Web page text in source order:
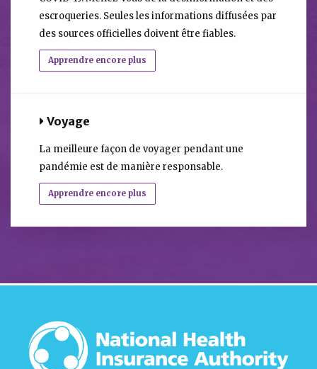
escroqueries. Seules les informations diffusées par
des sources officielles doivent être fiables.
Apprendre encore plus
Voyage
La meilleure façon de voyager pendant une
pandémie est de manière responsable.
Apprendre encore plus